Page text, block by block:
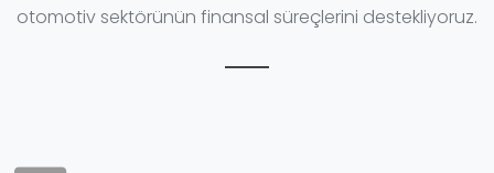
otomotiv sektörünün finansal süreçlerini destekliyoruz.